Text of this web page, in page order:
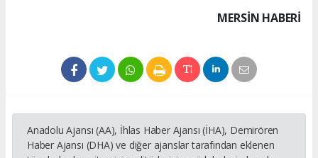
MERSIN HABERİ
Anadolu Ajansı (AA), İhlas Haber Ajansı (İHA), Demirören
Haber Ajansı (DHA) ve diğer ajanslar tarafından eklenen